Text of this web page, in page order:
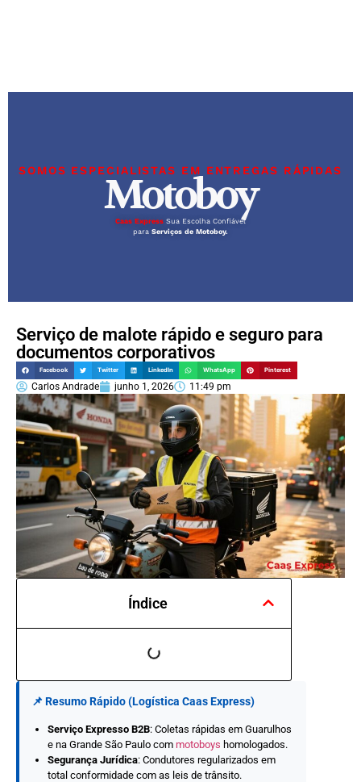
SOMOS ESPECIALISTAS EM ENTREGAS RÁPIDAS
Motoboy
Caas Express Sua Escolha Confiável
para Serviços de Motoboy.
Serviço de malote rápido e seguro para
documentos corporativos
Facebook Twitter LinkedIn WhatsApp Pinterest
Carlos Andrade junho 1, 2026 11:49 pm
Índice
📌 Resumo Rápido (Logística Caas Express)
Serviço Expresso B2B: Coletas rápidas em Guarulhos
e na Grande São Paulo com motoboys homologados.
Segurança Jurídica: Condutores regularizados em
total conformidade com as leis de trânsito.